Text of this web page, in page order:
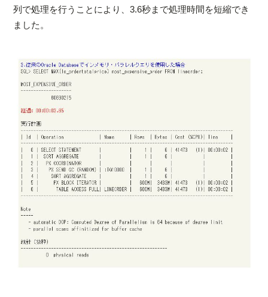
列で処理を行うことにより、3.6秒まで処理時間を短縮でき
ました。